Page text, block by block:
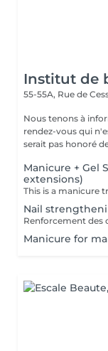
Institut de
55-55A, Rue de
Nous tenons à
rendez-vous qui
serait pas honoré
Manicure +
extensions)
Nail
Manicure for